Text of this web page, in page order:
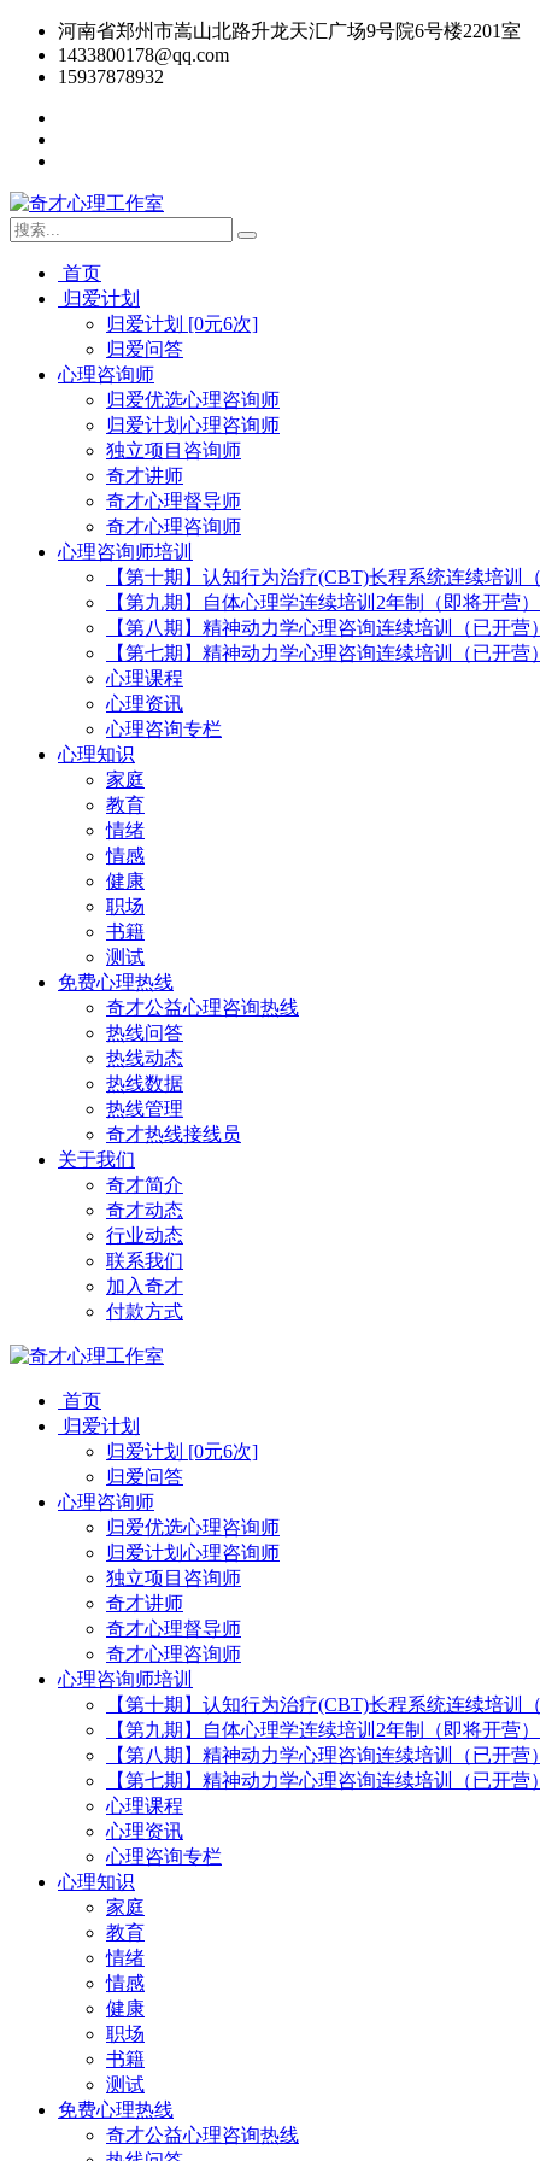
河南省郑州市嵩山北路升龙天汇广场9号院6号楼2201室
1433800178@qq.com
15937878932
首页
归爱计划
归爱计划 [0元6次]
归爱问答
心理咨询师
归爱优选心理咨询师
归爱计划心理咨询师
独立项目咨询师
奇才讲师
奇才心理督导师
奇才心理咨询师
心理咨询师培训
【第十期】认知行为治疗(CBT)长程系统连续培训
【第九期】自体心理学连续培训2年制（即将开营）
【第八期】精神动力学心理咨询连续培训（已开营）
【第七期】精神动力学心理咨询连续培训（已开营）
心理课程
心理资讯
心理咨询专栏
心理知识
家庭
教育
情绪
情感
健康
职场
书籍
测试
免费心理热线
奇才公益心理咨询热线
热线问答
热线动态
热线数据
热线管理
奇才热线接线员
关于我们
奇才简介
奇才动态
行业动态
联系我们
加入奇才
付款方式
首页
归爱计划
归爱计划 [0元6次]
归爱问答
心理咨询师
归爱优选心理咨询师
归爱计划心理咨询师
独立项目咨询师
奇才讲师
奇才心理督导师
奇才心理咨询师
心理咨询师培训
【第十期】认知行为治疗(CBT)长程系统连续培训
【第九期】自体心理学连续培训2年制（即将开营）
【第八期】精神动力学心理咨询连续培训（已开营）
【第七期】精神动力学心理咨询连续培训（已开营）
心理课程
心理资讯
心理咨询专栏
心理知识
家庭
教育
情绪
情感
健康
职场
书籍
测试
免费心理热线
奇才公益心理咨询热线